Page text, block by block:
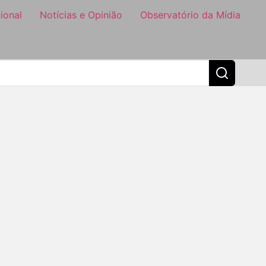
Notícias e Opinião Observatório da Mídia